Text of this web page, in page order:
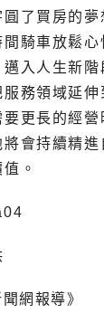
了買房的夢
騎車放鬆心
入人生新階
務領域延伸
更長的經營
會持續精
。
網報導》